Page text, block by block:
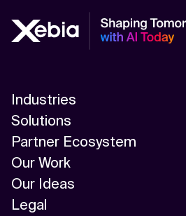
Industries
Solutions
Partner Ecosystem
Our Work
Our Ideas
Legal